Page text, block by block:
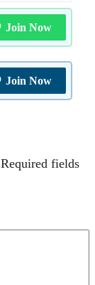
Join Now
Join Now
Required fields